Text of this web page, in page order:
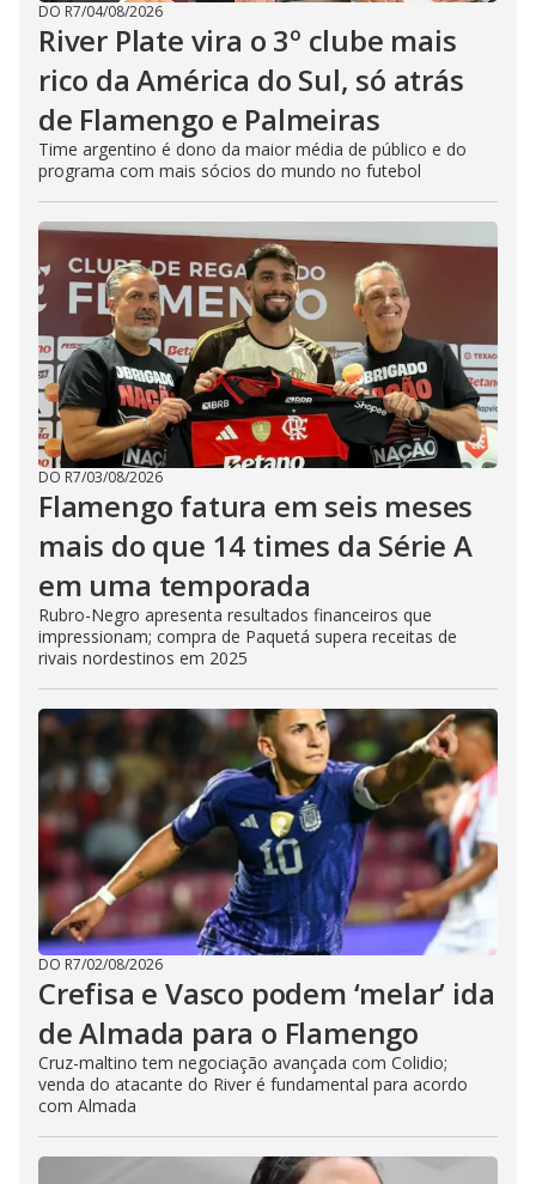
DO R7/04/08/2026
River Plate vira o 3º clube mais
rico da América do Sul, só atrás
de Flamengo e Palmeiras
Time argentino é dono da maior média de público e do
programa com mais sócios do mundo no futebol
DO R7/03/08/2026
Flamengo fatura em seis meses
mais do que 14 times da Série A
em uma temporada
Rubro-Negro apresenta resultados financeiros que
impressionam; compra de Paquetá supera receitas de
rivais nordestinos em 2025
DO R7/02/08/2026
Crefisa e Vasco podem ‘melar’ ida
de Almada para o Flamengo
Cruz-maltino tem negociação avançada com Colidio;
venda do atacante do River é fundamental para acordo
com Almada